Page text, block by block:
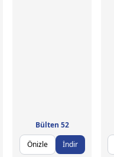
Bülten 52
Önizle
İndir